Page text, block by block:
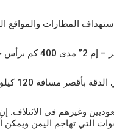
المطارات والمواقع
وغيرهم في الائتلاف.